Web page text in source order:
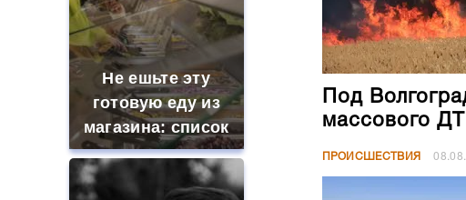
Не ешьте эту
готовую еду из
магазина: список
Под
массового
ПРОИСШЕСТВИЯ